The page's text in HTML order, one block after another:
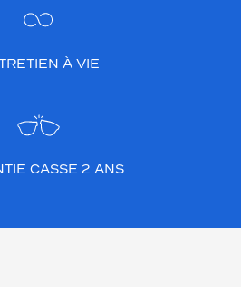
À VIE
CASSE 2 ANS